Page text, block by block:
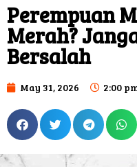
Perempuan
Merah?
Bersalah
May 31, 2026 2:00